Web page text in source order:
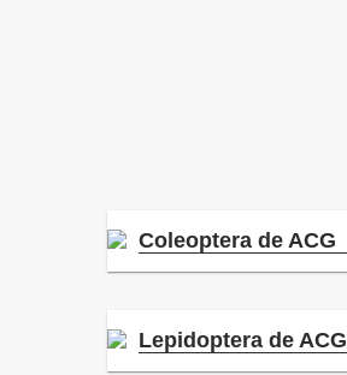
Coleoptera de ACG
Lepidoptera de ACG